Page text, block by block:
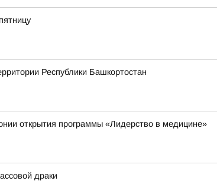
Республики Башкортостан
открытия программы «Лидерство в медицине»
драки